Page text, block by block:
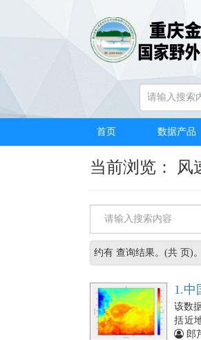
首页 数据产品
数据产品 / 关键词
当前浏览： 风
约有 查询结果。(共 页)。
1.中
该数
括近
（W/
郎